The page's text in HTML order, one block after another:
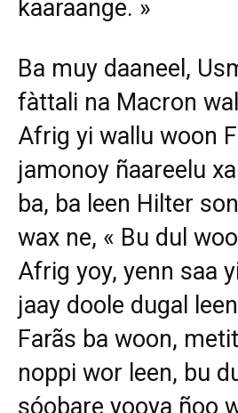
kaaraange. »
Ba muy daaneel,
fàttali na Macron
Afrig yi wallu woon
jamonoy ñaareelu
ba, ba leen Hilter
wax ne, « Bu dul
Afrig yoy, yenn saa
jaay doole dugal
Farãs ba woon,
noppi wor leen, bu
sóobare yooya ñoo